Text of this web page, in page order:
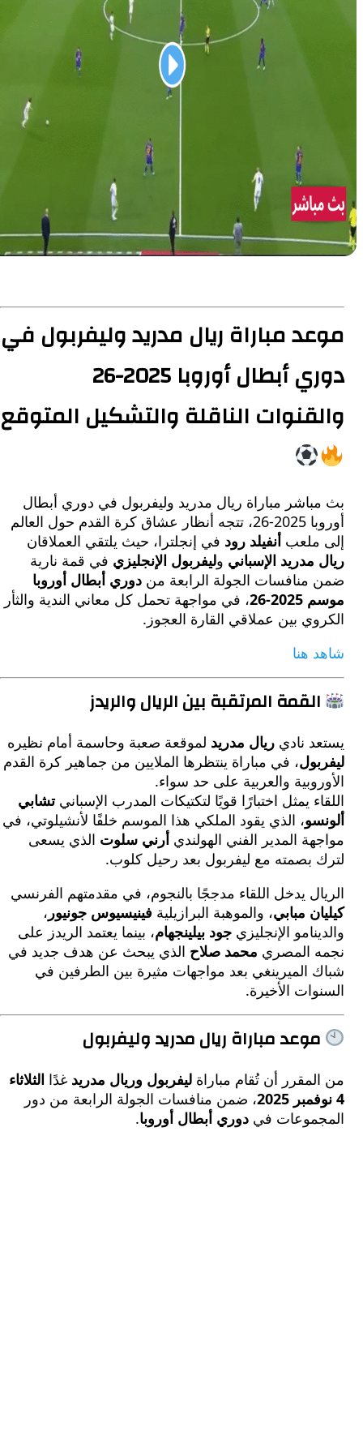
مباراة ريال مدريد وليفربول في
دوري أبطال أوروبا 2025-26
الناقلة والتشكيل المتوقع
مباراة ريال مدريد وليفربول في دوري أبطال
أوروبا 2025-26، تتجه أنظار عشاق كرة القدم حول العالم
أنفيلد رودفي إنجلترا، حيث يلتقي العملاقان
الإسبانيوليفربول الإنجليزيفي قمة نارية
الجولة الرابعة مندوري أبطال أوروبا
، في مواجهة تحمل كل معاني الندية والثأر
بين عملاقي القارة العجوز.
هنا
المرتقبة بين الريال والريدز
ناديريال مدريدلموقعة صعبة وحاسمة أمام نظيره
، في مباراة ينتظرها الملايين من جماهير كرة القدم
والعربية على حد سواء.
يمثل اختبارًا قويًا لتكتيكات المدرب الإسبانيتشابي
، الذي يقود الملكي هذا الموسم خلفًا لأنشيلوتي، في
المدير الفني الهولنديأرني سلوتالذي يسعى
بصمته مع ليفربول بعد رحيل كلوب.
يدخل اللقاء مدججًا بالنجوم، في مقدمتهم الفرنسي
مبابي، والموهبة البرازيليةفينيسيوس جونيور،
الإنجليزيجود بيلينجهام، بينما يعتمد الريدز على
المصريمحمد صلاحالذي يبحث عن هدف جديد في
الميرينغي بعد مواجهات مثيرة بين الطرفين في
الأخيرة.
مباراة ريال مدريد وليفربول
أن تُقام مباراةليفربول وريال مدريدغدًاالثلاثاء
، ضمن منافسات الجولة الرابعة من دور
فيدوري أبطال أوروبا.